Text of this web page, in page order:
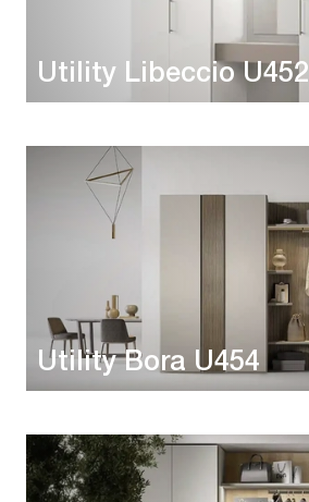
Utility Libeccio U452
Utility Bora U454